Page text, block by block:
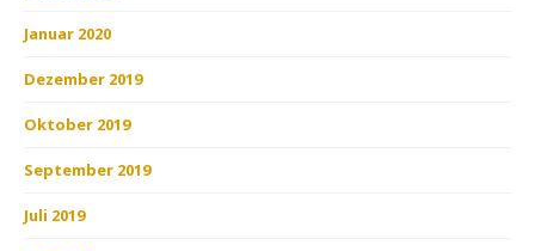
Januar 2020
Dezember 2019
Oktober 2019
September 2019
Juli 2019